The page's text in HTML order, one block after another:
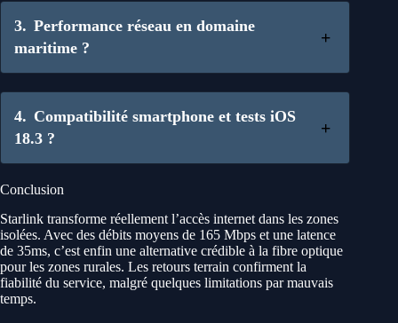
Performance réseau en domaine
maritime ?
Compatibilité smartphone et tests iOS
18.3 ?
Conclusion
Starlink transforme réellement l’accès internet dans les zones
isolées. Avec des débits moyens de 165 Mbps et une latence
de 35ms, c’est enfin une alternative crédible à la fibre optique
pour les zones rurales. Les retours terrain confirment la
fiabilité du service, malgré quelques limitations par mauvais
temps.